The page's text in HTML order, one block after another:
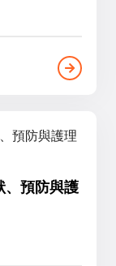
、預防與護